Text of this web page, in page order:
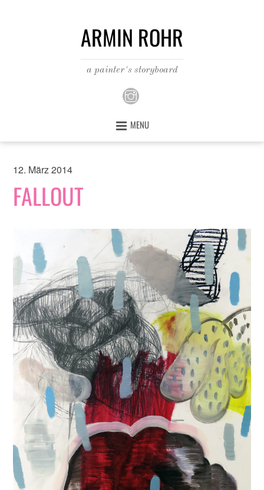
ARMIN ROHR
a painter´s storyboard
MENU
12. März 2014
FALLOUT